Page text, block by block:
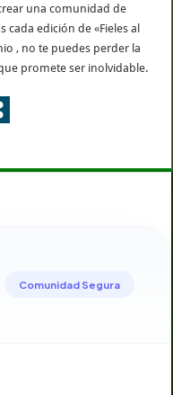
una comunidad de
edición de «Fieles al
, no te puedes perder la
promete ser inolvidable.
Comunidad Segura